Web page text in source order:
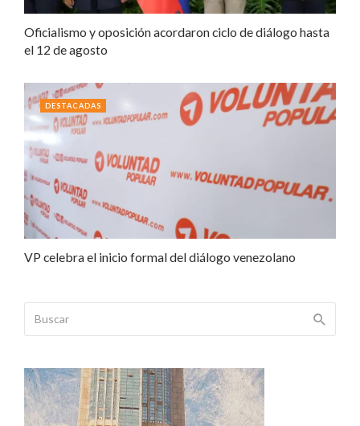
Oficialismo y oposición acordaron ciclo de diálogo hasta
el 12 de agosto
VP celebra el inicio formal del diálogo venezolano
DESTACADAS